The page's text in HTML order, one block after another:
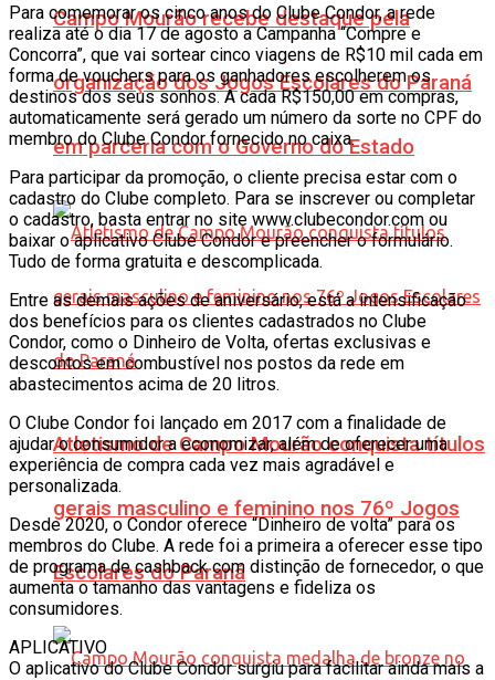
Campo Mourão recebe destaque pela
organização dos Jogos Escolares do Paraná
em parceria com o Governo do Estado
Atletismo de Campo Mourão conquista títulos
gerais masculino e feminino nos 76º Jogos
Escolares do Paraná
Para comemorar os cinco anos do Clube Condor, a rede
realiza até o dia 17 de agosto a Campanha “Compre e
Concorra”, que vai sortear cinco viagens de R$10 mil cada em
forma de vouchers para os ganhadores escolherem os
destinos dos seus sonhos. A cada R$150,00 em compras,
automaticamente será gerado um número da sorte no CPF do
membro do Clube Condor fornecido no caixa.
Para participar da promoção, o cliente precisa estar com o
cadastro do Clube completo. Para se inscrever ou completar
o cadastro, basta entrar no site www.clubecondor.com ou
baixar o aplicativo Clube Condor e preencher o formulário.
Tudo de forma gratuita e descomplicada.
Entre as demais ações de aniversário, está a intensificação
dos benefícios para os clientes cadastrados no Clube
Condor, como o Dinheiro de Volta, ofertas exclusivas e
descontos em combustível nos postos da rede em
abastecimentos acima de 20 litros.
O Clube Condor foi lançado em 2017 com a finalidade de
ajudar o consumidor a economizar, além de oferecer uma
experiência de compra cada vez mais agradável e
personalizada.
Desde 2020, o Condor oferece “Dinheiro de volta” para os
membros do Clube. A rede foi a primeira a oferecer esse tipo
de programa de cashback com distinção de fornecedor, o que
aumenta o tamanho das vantagens e fideliza os
consumidores.
APLICATIVO
O aplicativo do Clube Condor surgiu para facilitar ainda mais a